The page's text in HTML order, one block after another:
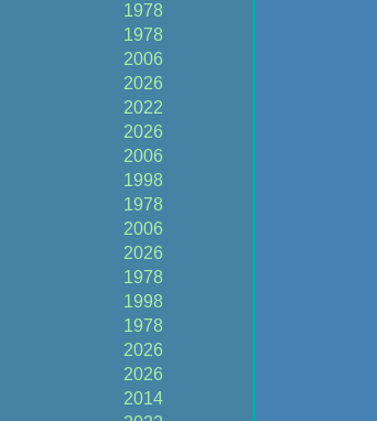
1978
1978
2006
2026
2022
2026
2006
1998
1978
2006
2026
1978
1998
1978
2026
2026
2014